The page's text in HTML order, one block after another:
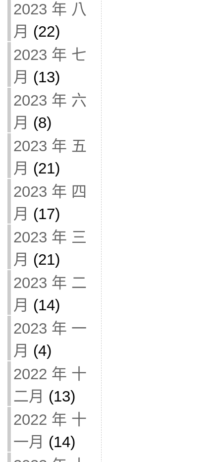
2023 年 八
月 (22)
2023 年 七
月 (13)
2023 年 六
月 (8)
2023 年 五
月 (21)
2023 年 四
月 (17)
2023 年 三
月 (21)
2023 年 二
月 (14)
2023 年 一
月 (4)
2022 年 十
二月 (13)
2022 年 十
一月 (14)